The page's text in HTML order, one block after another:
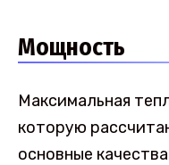
Мощность
Максимальная
которую
основные